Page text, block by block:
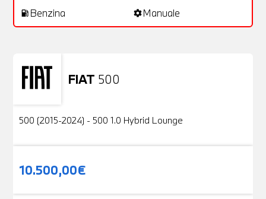
local_gas_station Benzina settingsManuale
FIAT 500
Usato
500 (2015-2024) - 500 1.0 Hybrid Lounge
10.500,00€